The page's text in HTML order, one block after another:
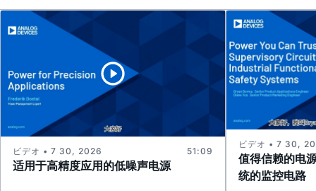
适用于高精度应用的低噪声电源
ビデオ • 7 30, 2026 51:09
值得信赖的电
统的监控电路
ビデオ • 7 30,